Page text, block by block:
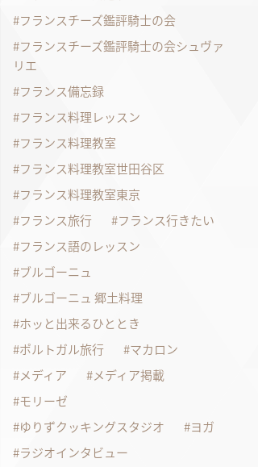
フランスチーズ鑑評騎士の会
フランスチーズ鑑評騎士の会シュヴァ
リエ
フランス備忘録
フランス料理レッスン
フランス料理教室
フランス料理教室世田谷区
フランス料理教室東京
フランス旅行
フランス行きたい
フランス語のレッスン
ブルゴーニュ
ブルゴーニュ 郷土料理
ホッと出来るひととき
ポルトガル旅行
マカロン
メディア
メディア掲載
モリーゼ
ゆりずクッキングスタジオ
ヨガ
ラジオインタビュー